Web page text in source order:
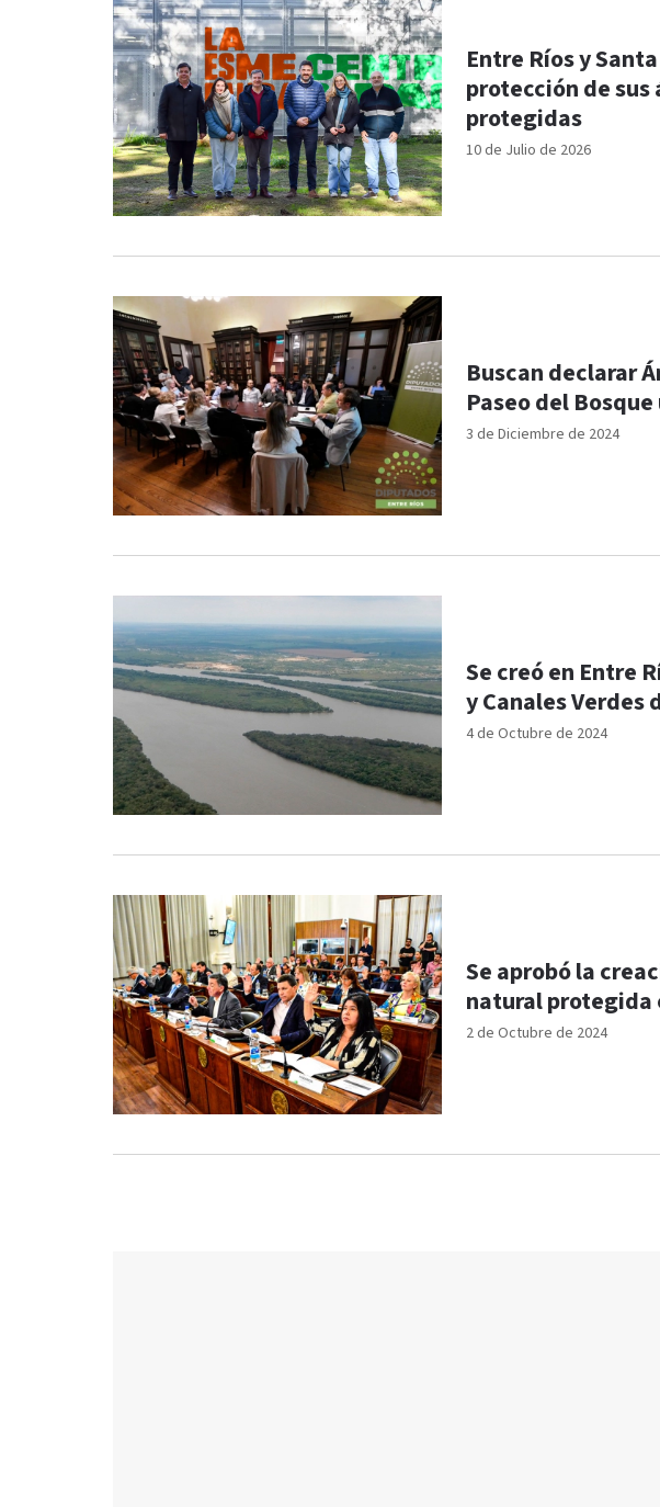
10 de Julio de 2026
Entre Ríos y
protección de
protegidas
3 de Diciembre de 2024
Buscan declarar
Paseo del
4 de Octubre de 2024
Se creó en Entre
y Canales Verdes
2 de Octubre de 2024
Se aprobó la
natural protegida